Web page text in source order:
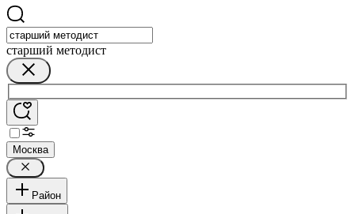
старший методист
Москва
Район